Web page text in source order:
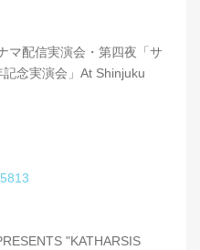
マ配信実演会・第四夜「サ
念実演会」At Shinjuku
"KATHARSIS